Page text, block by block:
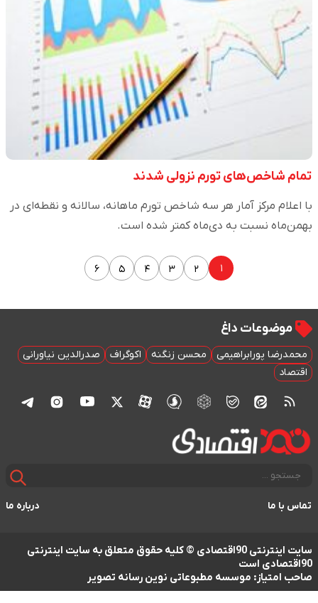
تمام شاخص‌های تورم نزولی شدند
با اعلام مرکز آمار هر سه شاخص تورم ماهانه،‌ سالانه و نقطه‌ای در
بهمن‌ماه نسبت به دی‌ماه کمتر شده است.
۱ ۲ ۳ ۴ ۵ ۶
موضوعات داغ
محمدرضا پورابراهیمی محسن زنگنه اکوگراف
صدرالدین نیاورانی
اقتصاد
تماس با ما درباره ما
سایت اینترنتی 90اقتصادی © کلیه حقوق متعلق به سایت اینترنتی
90اقتصادی است
صاحب امتیاز: موسسه مطبوعاتی نوین رسانه تصویر